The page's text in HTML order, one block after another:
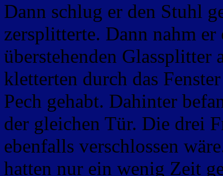
Dann schlug er den Stuhl
zersplitterte. Dann nahm
überstehenden Glassplitter
kletterten durch das
Pech gehabt. Dahinter
der gleichen Tür. Die drei
ebenfalls verschlossen
hatten nur ein wenig Zeit